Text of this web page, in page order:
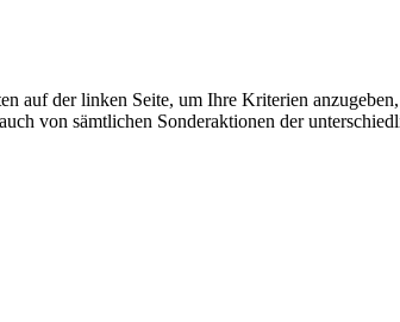
auf der linken Seite, um Ihre Kriterien
von sämtlichen Sonderaktionen der